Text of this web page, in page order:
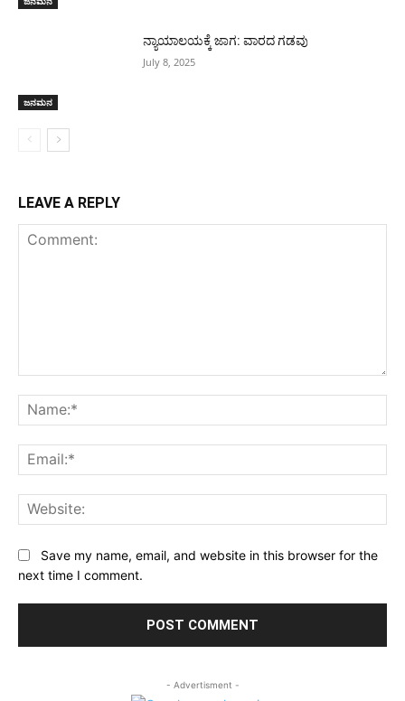
ಜನಮನ
ನ್ಯಾಯಾಲಯಕ್ಕೆ ಜಾಗ: ವಾರದ ಗಡವು
July 8, 2025
LEAVE A REPLY
Save my name, email, and website in this browser for the
next time I comment.
- Advertisment -